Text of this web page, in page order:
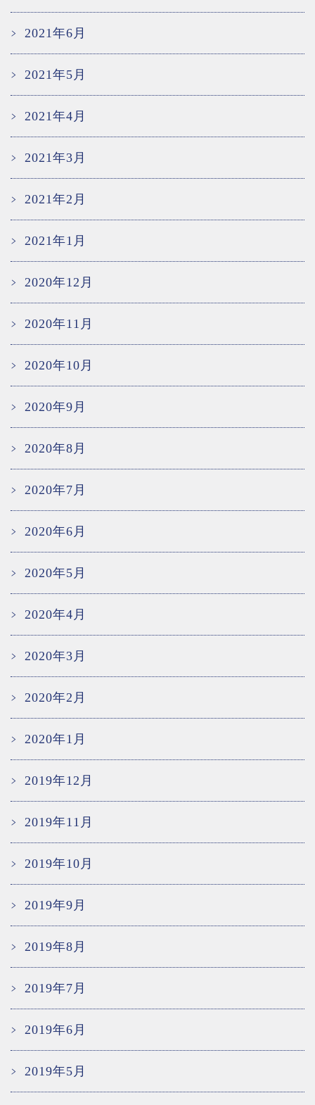
2021年6月
2021年5月
2021年4月
2021年3月
2021年2月
2021年1月
2020年12月
2020年11月
2020年10月
2020年9月
2020年8月
2020年7月
2020年6月
2020年5月
2020年4月
2020年3月
2020年2月
2020年1月
2019年12月
2019年11月
2019年10月
2019年9月
2019年8月
2019年7月
2019年6月
2019年5月